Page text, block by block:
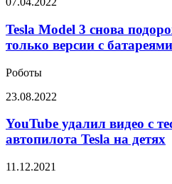
теперь
иметь
китайский
GB/T
3
снова
подорожали
США —
но
только
с
батареями
основе
Tesla Model 3 снова
только версии с
Роботы
YouTube
видео
тестированием
Tesla
23.08.2022
YouTube удалил видео с
автопилота Tesla на детях
Вырученные
11.12.2021